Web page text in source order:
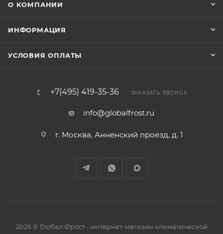
О КОМПАНИИ
ИНФОРМАЦИЯ
УСЛОВИЯ ОПЛАТЫ
+7(495) 419-35-36 ЗАКАЗАТЬ ЗВОНОК
info@globalfrost.ru
г. Москва, Анненский проезд, д. 1
2026 © Глобал Фрост - интернет-магазин климатической